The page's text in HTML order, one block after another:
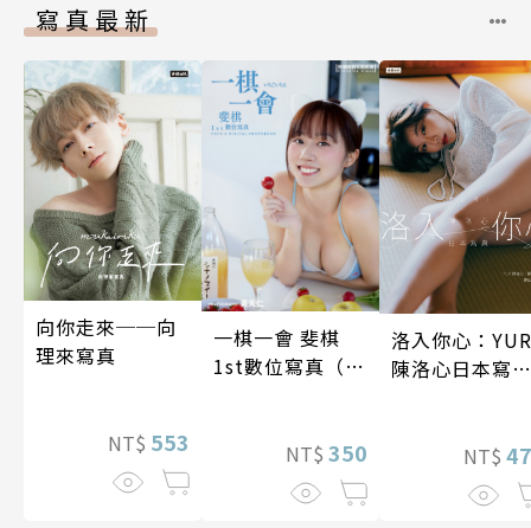
寫真最新
向你走來──向
理來寫真
NT$ 553
一棋一會 斐棋
1st數位寫真（含
NT$ 350
洛入你心：
陳洛心日本寫真
NT$